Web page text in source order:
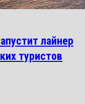
лайнер
туристов